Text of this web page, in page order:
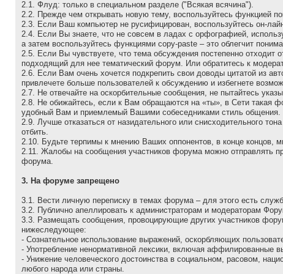
2.1. Флуд: только в специальном разделе ("Всякая всячина").
2.2. Прежде чем открывать новую тему, воспользуйтесь функцией
2.3. Если Ваш компьютер не русифицирован, воспользуйтесь он-
2.4. Если Вы знаете, что не совсем в ладах с орфографией,
а затем воспользуйтесь функциями copy-paste – это облегчит
2.5. Если Вы чувствуете, что тема обсуждения постепенно отходит
подходящий для нее тематический форум. Или обратитесь к
2.6. Если Вам очень хочется подкрепить свои доводы цитатой из
привлечете больше пользователей к обсуждению и избегнете
2.7. Не отвечайте на оскоpбительные сообщения, не пытайтесь
2.8. Не обижайтесь, если к Вам обращаются на «ты», в Сети такая
удобный Вам и приемлемый Вашими собеседниками стиль общения.
2.9. Лучше отказаться от назидательного или снисходительного
отбить.
2.10. Будьте терпимы к мнению Ваших оппонентов, в конце концов,
2.11. Жалобы на сообщения участников форума можно отправлять
форума.
3. На форуме запрещено
3.1. Вести личную переписку в темах форума – для этого есть
3.2. Публично апеллировать к администраторам и модеpатоpам
3.3. Размещать сообщения, провоцирующие других участников
нижеследующее:
- Сознательное использование выражений, оскорбляющих
- Употребление ненормативной лексики, включая аффилированные
- Унижение человеческого достоинства в социальном, расовом,
любого народа или страны.